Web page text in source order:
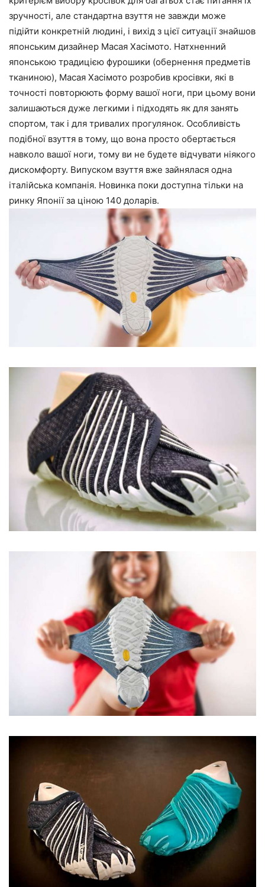
зручності, але стандартна взуття не завжди може
підійти конкретній людині, і вихід з цієї ситуації знайшов
японським дизайнер Масая Хасімото. Натхненний
японською традицією фурошики (обернення предметів
тканиною), Масая Хасімото розробив кросівки, які в
точності повторюють форму вашої ноги, при цьому вони
залишаються дуже легкими і підходять як для занять
спортом, так і для тривалих прогулянок. Особливість
подібної взуття в тому, що вона просто обертається
навколо вашої ноги, тому ви не будете відчувати ніякого
дискомфорту. Випуском взуття вже зайнялася одна
італійська компанія. Новинка поки доступна тільки на
ринку Японії за ціною 140 доларів.